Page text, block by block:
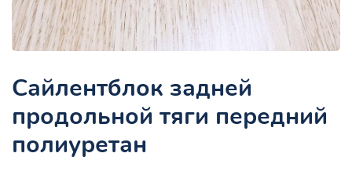
Сайлентблок задней
продольной тяги передний
полиуретан